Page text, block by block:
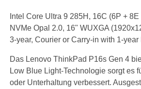
Intel Core Ultra 9 285H, 16C (6P +
NVMe Opal 2.0, 16" WUXGA
3-year, Courier or Carry-in with 1-
Das Lenovo ThinkPad P16s Gen 4
Low Blue Light-Technologie sorgt es
oder Unterhaltung verbessert.